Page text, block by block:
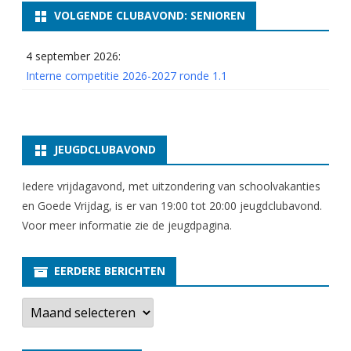
c
h
a
s
n
0
VOLGENDE CLUBAVOND: SENIOREN
4 september 2026:
Interne competitie 2026-2027 ronde 1.1
JEUGDCLUBAVOND
Iedere vrijdagavond, met uitzondering van schoolvakanties
en Goede Vrijdag, is er van 19:00 tot 20:00 jeugdclubavond.
Voor meer informatie zie de jeugdpagina.
EERDERE BERICHTEN
E
r